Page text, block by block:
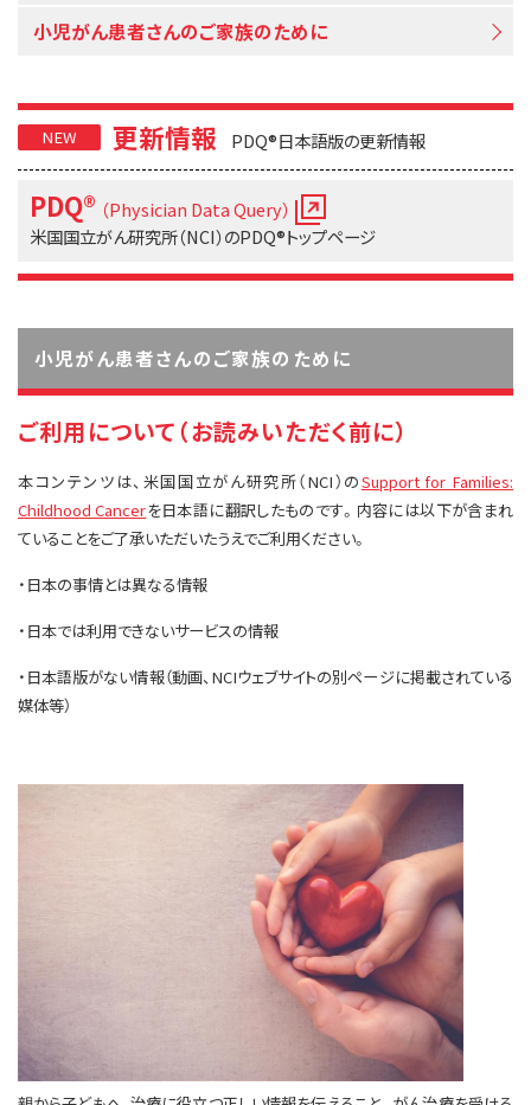
小児がん患者さんのご家族のために
更新情報 PDQ®日本語版の更新情報
PDQ® （Physician Data Query）
米国国立がん研究所（NCI）のPDQ®トップページ
小児がん患者さんのご家族のために
ご利用について（お読みいただく前に）
本コンテンツは、米国国立がん研究所（NCI）のSupport for Families:
Childhood Cancerを日本語に翻訳したものです。内容には以下が含まれ
ていることをご了承いただいたうえでご利用ください。
・日本の事情とは異なる情報
・日本では利用できないサービスの情報
・日本語版がない情報（動画、NCIウェブサイトの別ページに掲載されている
媒体等）